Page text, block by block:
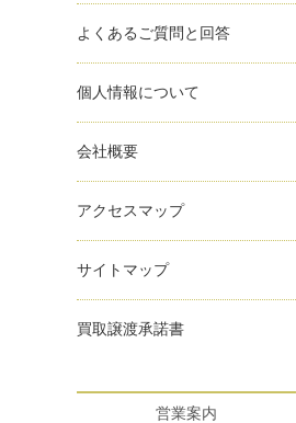
よくあるご質問と回答
個人情報について
会社概要
アクセスマップ
サイトマップ
買取譲渡承諾書
営業案内